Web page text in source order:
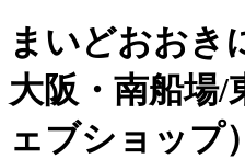
まいどおおき
大阪・南船場/
ェブショップ）